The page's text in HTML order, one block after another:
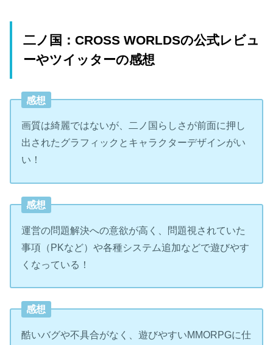
二ノ国：CROSS WORLDSの公式レビュ
ーやツイッターの感想
感想
画質は綺麗ではないが、二ノ国らしさが前面に押し
出されたグラフィックとキャラクターデザインがい
い！
感想
運営の問題解決への意欲が高く、問題視されていた
事項（PKなど）や各種システム追加などで遊びやす
くなっている！
感想
酷いバグや不具合がなく、遊びやすいMMORPGに仕